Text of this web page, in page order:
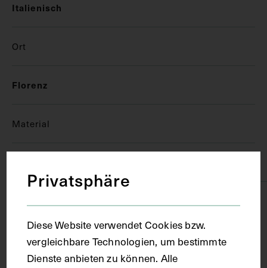
Italienisch
Ort
Florenz
Material
Handschrift
Privatsphäre
Diese Website verwendet Cookies bzw.
vergleichbare Technologien, um bestimmte
Dienste anbieten zu können. Alle